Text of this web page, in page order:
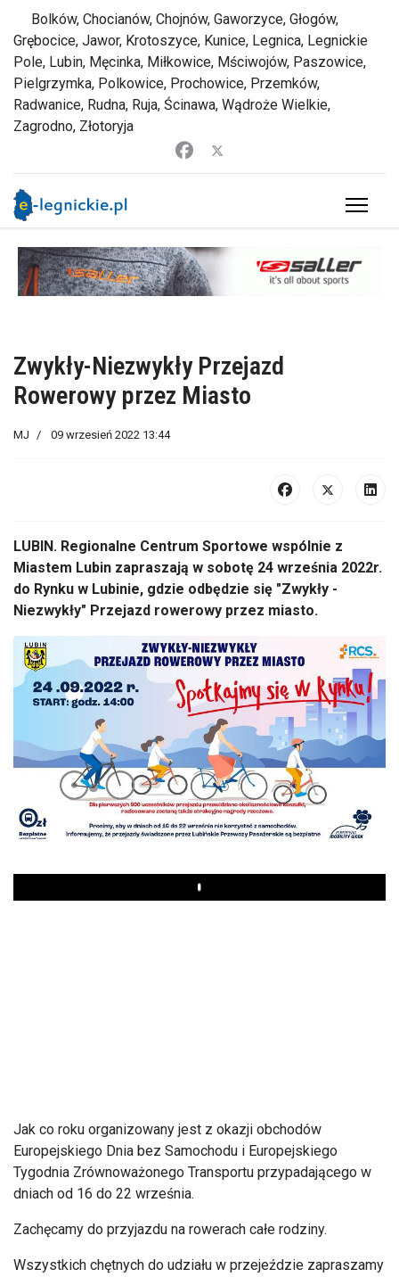
Bolków, Chocianów, Chojnów, Gaworzyce, Głogów,
Grębocice, Jawor, Krotoszyce, Kunice, Legnica, Legnickie
Pole, Lubin, Męcinka, Miłkowice, Mściwojów, Paszowice,
Pielgrzymka, Polkowice, Prochowice, Przemków,
Radwanice, Rudna, Ruja, Ścinawa, Wądroże Wielkie,
Zagrodno, Złotoryja
Zwykły-Niezwykły Przejazd
Rowerowy przez Miasto
MJ 09 wrzesień 2022 13:44
LUBIN. Regionalne Centrum Sportowe wspólnie z
Miastem Lubin zapraszają w sobotę 24 września 2022r.
do Rynku w Lubinie, gdzie odbędzie się "Zwykły -
Niezwykły" Przejazd rowerowy przez miasto.
Play
Jak co roku organizowany jest z okazji obchodów
Europejskiego Dnia bez Samochodu i Europejskiego
Tygodnia Zrównoważonego Transportu przypadającego w
dniach od 16 do 22 września.
Zachęcamy do przyjazdu na rowerach całe rodziny.
Wszystkich chętnych do udziału w przejeździe zapraszamy